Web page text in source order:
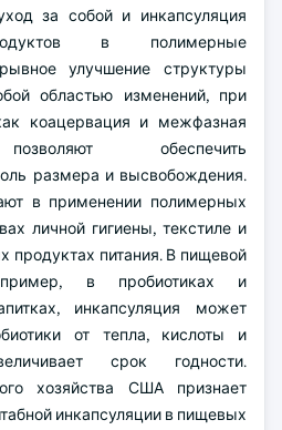
за собой и инкапсуляция
в полимерные
улучшение структуры
областью изменений, при
коацервация и межфазная
обеспечить
размера и высвобождения.
в применении полимерных
личной гигиены, текстиле и
продуктах питания. В пищевой
в пробиотиках и
инкапсуляция может
от тепла, кислоты и
срок годности.
хозяйства США признает
инкапсуляции в пищевых